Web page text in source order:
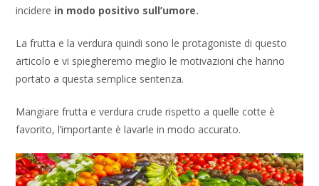
incidere in modo positivo sull’umore.
La frutta e la verdura quindi sono le protagoniste di questo
articolo e vi spiegheremo meglio le motivazioni che hanno
portato a questa semplice sentenza.
Mangiare frutta e verdura crude rispetto a quelle cotte è
favorito, l’importante è lavarle in modo accurato.